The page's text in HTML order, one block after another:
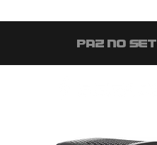
#PAZ NO SET